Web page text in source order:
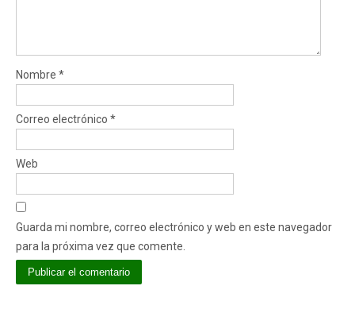
Nombre *
Correo electrónico *
Web
Guarda mi nombre, correo electrónico y web en este navegador
para la próxima vez que comente.